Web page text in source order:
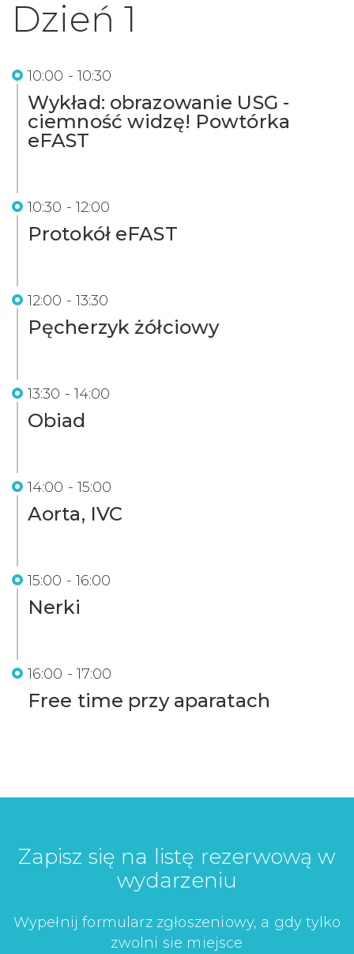
Dzień 1
10:00 - 10:30
Wykład: obrazowanie USG -
ciemność widzę! Powtórka
eFAST
10:30 - 12:00
Protokół eFAST
12:00 - 13:30
Pęcherzyk żółciowy
13:30 - 14:00
Obiad
14:00 - 15:00
Aorta, IVC
15:00 - 16:00
Nerki
16:00 - 17:00
Free time przy aparatach
Zapisz się na listę rezerwową w
wydarzeniu
Wypełnij formularz zgłoszeniowy, a gdy tylko
zwolni sie miejsce